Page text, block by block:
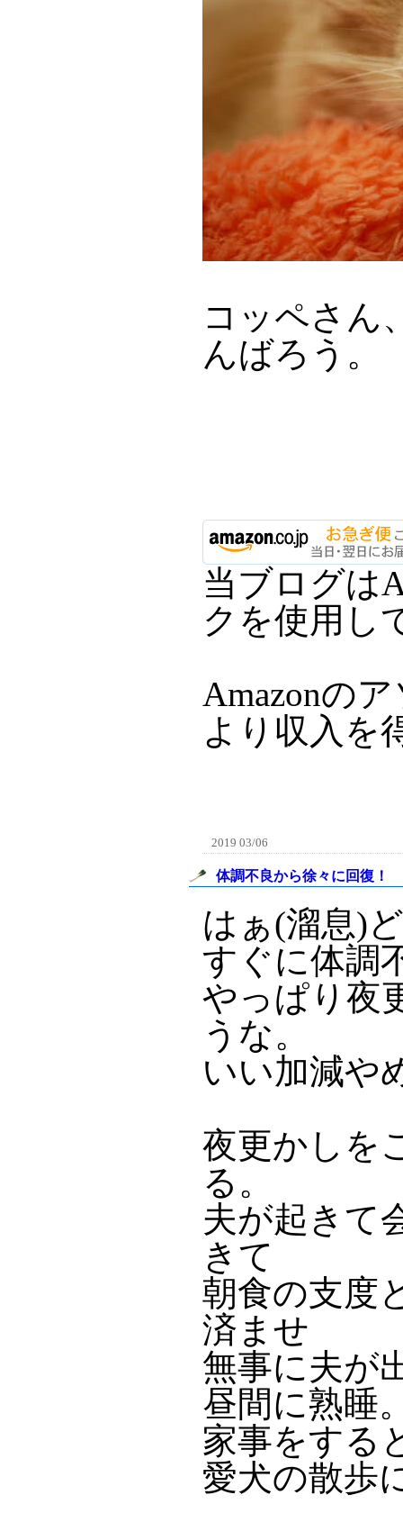
コッペさん
んばろう。
当ブログは
クを使用し
Amazonの
より収入を
2019 03/06
体調不良から徐々に回復！
はぁ(溜息)
すぐに体調
やっぱり夜
うな。
いい加減や
夜更かしを
る。
夫が起きて
きて
朝食の支度
済ませ
無事に夫が
昼間に熟睡
家事をする
愛犬の散歩